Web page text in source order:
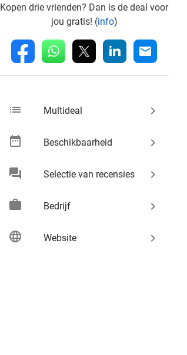
Kopen drie vrienden? Dan is de deal voor
jou gratis! (info)
fb whatsapp linkedin mail
list Multideal keyboard_arrow_right
date_range Beschikbaarheid keyboard_arrow_right
chat Selectie van recensies keyboard_arrow_right
work Bedrijf keyboard_arrow_right
language Website keyboard_arrow_right